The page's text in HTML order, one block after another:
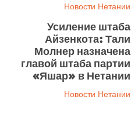
Новости Нетании
Усиление штаба
Айзенкота: Тали
Молнер назначена
главой штаба партии
«Яшар» в Нетании
Новости Нетании